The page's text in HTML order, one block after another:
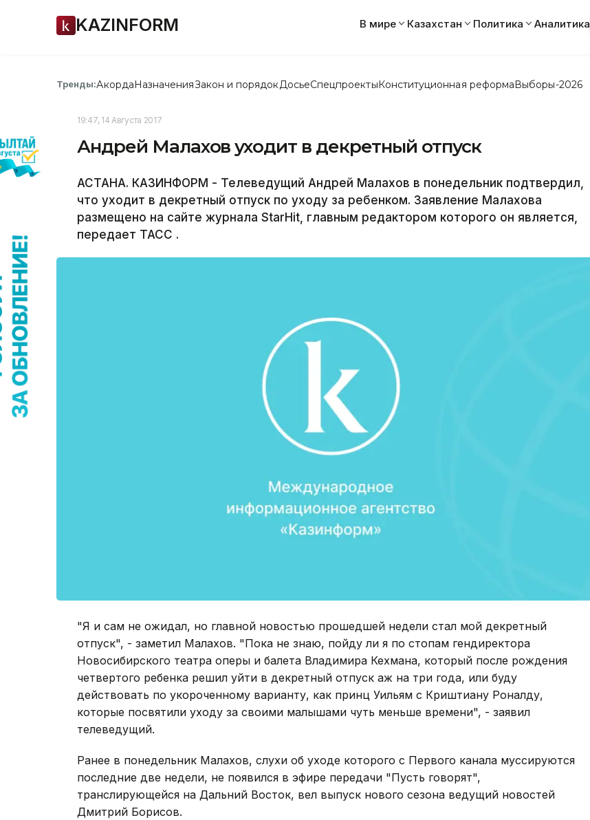
KAZINFORM В мире Казахстан Политика Аналитика
Тренды:АкордаНазначенияЗакон и порядок ДосьеСпецпроектыКонституционная реформаВыборы-2026
19:47, 14 Августа 2017
Андрей Малахов уходит в декретный отпуск
АСТАНА. КАЗИНФОРМ - Телеведущий Андрей Малахов в понедельник подтвердил,
что уходит в декретный отпуск по уходу за ребенком. Заявление Малахова
размещено на сайте журнала StarHit, главным редактором которого он является,
передает ТАСС .
"Я и сам не ожидал, но главной новостью прошедшей недели стал мой декретный
отпуск", - заметил Малахов. "Пока не знаю, пойду ли я по стопам гендиректора
Новосибирского театра оперы и балета Владимира Кехмана, который после рождения
четвертого ребенка решил уйти в декретный отпуск аж на три года, или буду
действовать по укороченному варианту, как принц Уильям с Криштиану Роналду,
которые посвятили уходу за своими малышами чуть меньше времени", - заявил
телеведущий.
Ранее в понедельник Малахов, слухи об уходе которого с Первого канала муссируются
последние две недели, не появился в эфире передачи "Пусть говорят",
транслирующейся на Дальний Восток, вел выпуск нового сезона ведущий новостей
Дмитрий Борисов.